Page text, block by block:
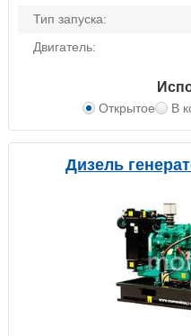
Тип запуска:
Двигатель:
Открытое В
Дизель